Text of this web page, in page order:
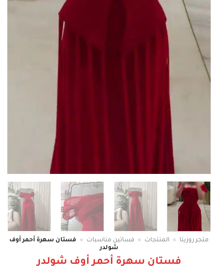
متجر روزيتا » المنتجات » فساتين مناسبات »
فستان سهرة أحمر أوف
شولدر
فستان سهرة أحمر أوف شولدر